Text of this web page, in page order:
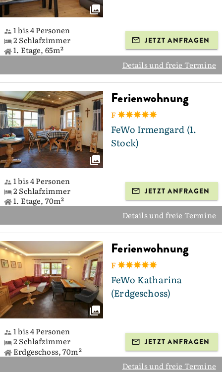
1 bis 4 Personen
2 Schlafzimmer
1. Etage, 65m²
JETZT ANFRAGEN
Details und freie Termine
Ferienwohnung
F
FeWo Irmengard (1.
Stock)
1 bis 4 Personen
2 Schlafzimmer
1. Etage, 70m²
JETZT ANFRAGEN
Details und freie Termine
Ferienwohnung
F
FeWo Katharina
(Erdgeschoss)
1 bis 4 Personen
2 Schlafzimmer
Erdgeschoss, 70m²
JETZT ANFRAGEN
Details und freie Termine